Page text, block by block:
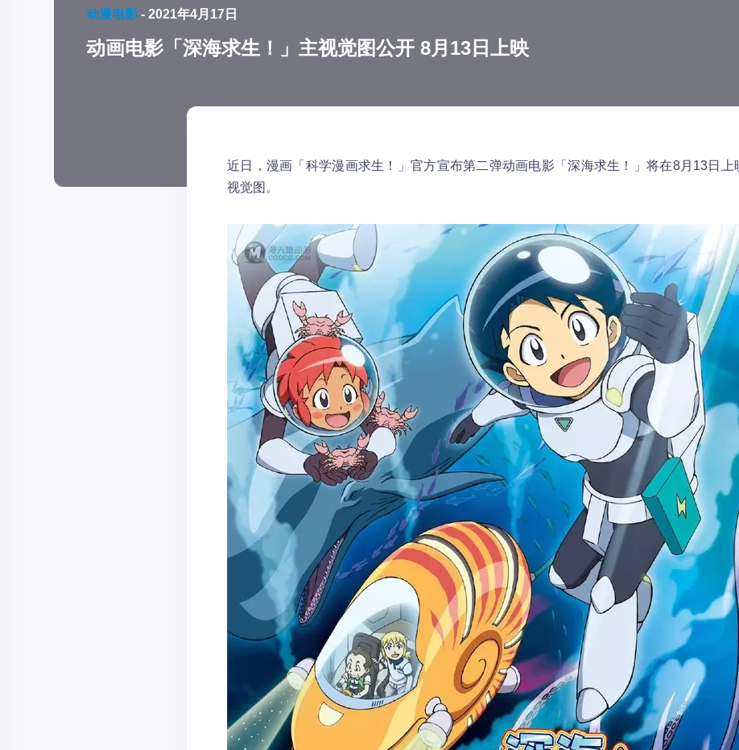
动漫电影 - 2021年4月17日
动画电影「深海求生！」主视觉图公开 8月13日上映
近日，漫画「科学漫画求生！」官方宣布第二弹动画电影「深海求生！」将在8月13日上
视觉图。